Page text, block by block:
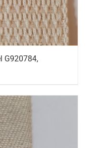
G920784,